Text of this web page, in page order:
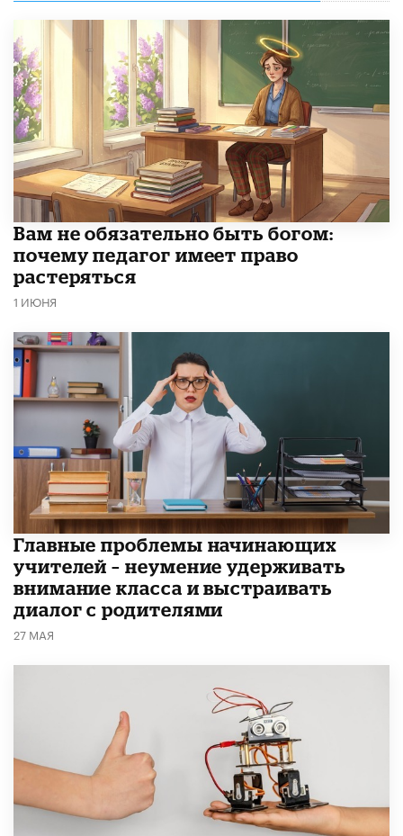
​Вам не обязательно быть богом:
почему педагог имеет право
растеряться
1 ИЮНЯ
Главные проблемы начинающих
учителей – неумение удерживать
внимание класса и выстраивать
диалог с родителями
27 МАЯ